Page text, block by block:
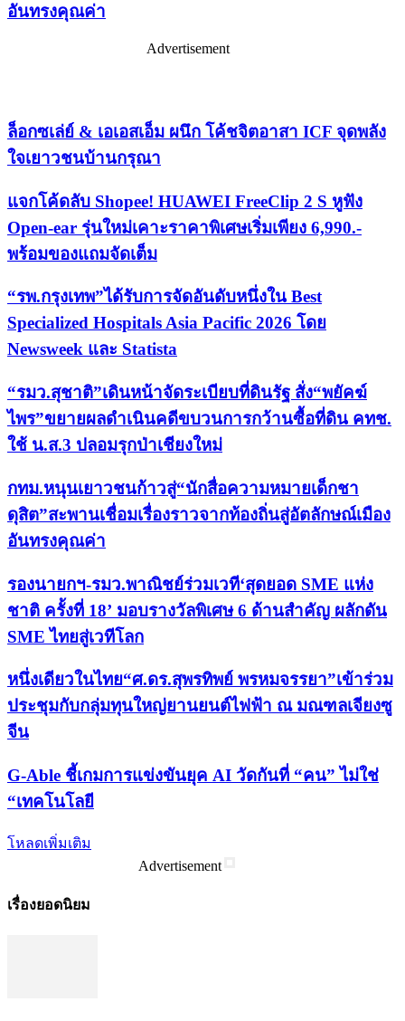
อันทรงคุณค่า
Advertisement
ล็อกซเล่ย์ & เอเอสเอ็ม ผนึก โค้ชจิตอาสา ICF จุดพลัง
ใจเยาวชนบ้านกรุณา
แจกโค้ดลับ Shopee! HUAWEI FreeClip 2 S หูฟัง
Open-ear รุ่นใหม่เคาะราคาพิเศษเริ่มเพียง 6,990.-
พร้อมของแถมจัดเต็ม
“รพ.กรุงเทพ”ได้รับการจัดอันดับหนึ่งใน Best
Specialized Hospitals Asia Pacific 2026 โดย
Newsweek และ Statista
“รมว.สุชาติ”เดินหน้าจัดระเบียบที่ดินรัฐ สั่ง“พยัคฆ์
ไพร”ขยายผลดำเนินคดีขบวนการกว้านซื้อที่ดิน คทช.
ใช้ น.ส.3 ปลอมรุกป่าเชียงใหม่
กทม.หนุนเยาวชนก้าวสู่“นักสื่อความหมายเด็กชา
ดุสิต”สะพานเชื่อมเรื่องราวจากท้องถิ่นสู่อัตลักษณ์เมือง
อันทรงคุณค่า
รองนายกฯ-รมว.พาณิชย์ร่วมเวที‘สุดยอด SME แห่ง
ชาติ ครั้งที่ 18’ มอบรางวัลพิเศษ 6 ด้านสำคัญ ผลักดัน
SME ไทยสู่เวทีโลก
หนึ่งเดียวในไทย“ศ.ดร.สุพรทิพย์ พรหมจรรยา”เข้าร่วม
ประชุมกับกลุ่มทุนใหญ่ยานยนต์ไฟฟ้า ณ มณฑลเจียงซู
จีน
G-Able ชี้เกมการแข่งขันยุค AI วัดกันที่ “คน” ไม่ใช่
“เทคโนโลยี
โหลดเพิ่มเติม
Advertisement
เรื่องยอดนิยม